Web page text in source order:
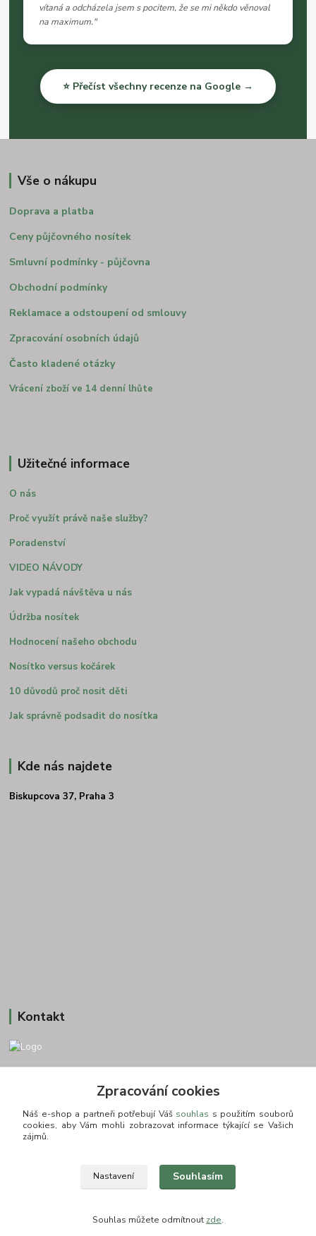
vítaná a odcházela jsem s pocitem, že se mi někdo věnoval
na maximum."
⭐ Přečíst všechny recenze na Google →
Vše o nákupu
Doprava a platba
Ceny půjčovného nosítek
Smluvní podmínky - půjčovna
Obchodní podmínky
Reklamace a odstoupení od smlouvy
Zpracování osobních údajů
Často kladené otázky
Vrácení zboží ve 14 denní lhůte
Užitečné informace
O nás
Proč využít právě naše služby?
Poradenství
VIDEO NÁVODY
Jak vypadá návštěva u nás
Údržba nosítek
Hodnocení našeho obchodu
Nosítko versus kočárek
10 důvodů proč nosit děti
Jak správně podsadit do nosítka
Kde nás najdete
Biskupcova 37, Praha 3
Kontakt
+420 775693830
Otevírací doba: PO-PÁ: 9:00-16:00 NUTNÁ REZERVACE
info@zkusnositko.cz
© Copyright 2015-2026 ZkusNositko.cz
Zpracování cookies
Náš e-shop a partneři potřebují Váš souhlas s použitím souborů
cookies, aby Vám mohli zobrazovat informace týkající se Vašich
zájmů.
Nastavení Souhlasím
Souhlas můžete odmítnout zde.